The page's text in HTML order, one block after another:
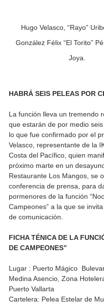
Hugo Velasco, “Rayo”
González Félix “El Torito”
Joya.
HABRÁ SEIS PELEAS POR
La función lleva un tremendo
que estarán de por medio
lo que fue confirmado por el
Velasco, representante de la
Costa del Pacífico, quien
próximo marte en un
Restaurante Los Mangos, se
conferencia de prensa, para
pormenores de la función
Campeones” a la que se
de comunicación.
FICHA TÉNICA DE LA
DE CAMPEONES”
Lugar : Puerto Mágico
Medina Asencio, Zona
Puerto Vallarta
Cartelera: Pelea Estelar de